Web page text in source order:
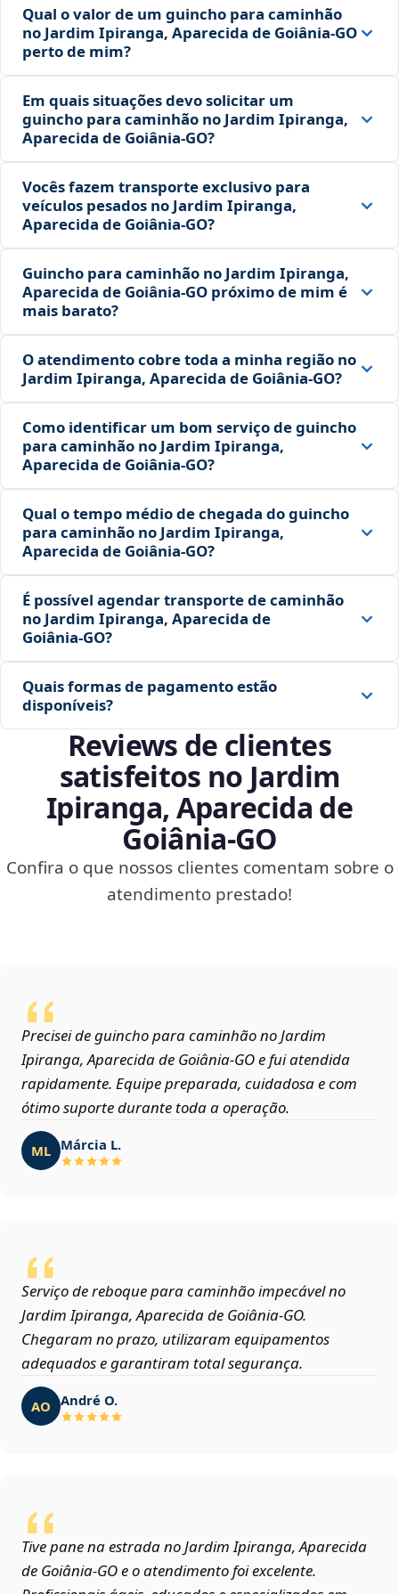
Qual o valor de um guincho para caminhão
no Jardim Ipiranga, Aparecida de Goiânia‑GO
perto de mim?
Em quais situações devo solicitar um
guincho para caminhão no Jardim Ipiranga,
Aparecida de Goiânia‑GO?
Vocês fazem transporte exclusivo para
veículos pesados no Jardim Ipiranga,
Aparecida de Goiânia‑GO?
Guincho para caminhão no Jardim Ipiranga,
Aparecida de Goiânia‑GO próximo de mim é
mais barato?
O atendimento cobre toda a minha região no
Jardim Ipiranga, Aparecida de Goiânia‑GO?
Como identificar um bom serviço de guincho
para caminhão no Jardim Ipiranga,
Aparecida de Goiânia‑GO?
Qual o tempo médio de chegada do guincho
para caminhão no Jardim Ipiranga,
Aparecida de Goiânia‑GO?
É possível agendar transporte de caminhão
no Jardim Ipiranga, Aparecida de
Goiânia‑GO?
Quais formas de pagamento estão
disponíveis?
Reviews de clientes
satisfeitos no Jardim
Ipiranga, Aparecida de
Goiânia‑GO
Confira o que nossos clientes comentam sobre o
atendimento prestado!
Precisei de guincho para caminhão no Jardim
Ipiranga, Aparecida de Goiânia‑GO e fui atendida
rapidamente. Equipe preparada, cuidadosa e com
ótimo suporte durante toda a operação.
ML Márcia L.
Serviço de reboque para caminhão impecável no
Jardim Ipiranga, Aparecida de Goiânia‑GO.
Chegaram no prazo, utilizaram equipamentos
adequados e garantiram total segurança.
AO André O.
Tive pane na estrada no Jardim Ipiranga, Aparecida
de Goiânia‑GO e o atendimento foi excelente.